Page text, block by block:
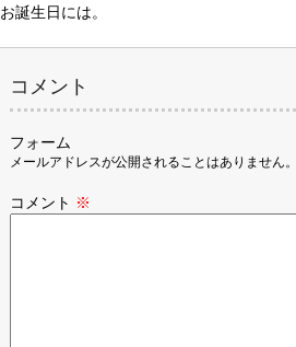
お誕生日には。
コメント
フォーム
メールアドレスが公開されることはありません。
コメント ※